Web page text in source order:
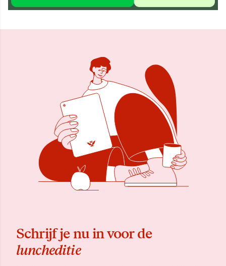
Schrijf je nu in voor de
luncheditie